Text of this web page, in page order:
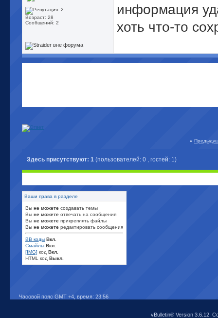
Возраст: 28
Сообщений: 2
информация
хоть что-то
«
Здесь присутствуют: 1 (пользователей: 0 , гостей: 1)
Ваши права в разделе
Вы не можете создавать темы
Вы не можете отвечать на сообщения
Вы не можете прикреплять файлы
Вы не можете редактировать сообщения
BB коды Вкл.
Смайлы Вкл.
[IMG] код Вкл.
HTML код Выкл.
Часовой пояс GMT +4, время: 23:56
vBulletin® Version 3.6.12.